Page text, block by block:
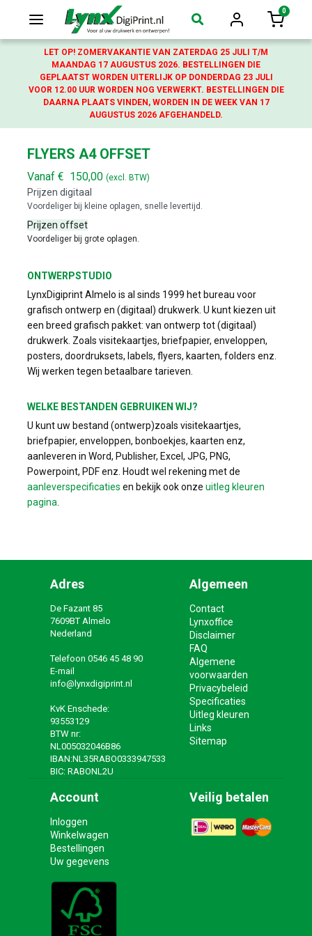
Login
0
LET OP! ZOMERVAKANTIE VAN ZATERDAG 25 JULI T/M
MAANDAG 17 AUGUSTUS 2026. BESTELLINGEN DIE
GEPLAATST WORDEN UITERLIJK OP DONDERDAG 23 JULI
VOOR 12.00 UUR WORDEN NOG VERWERKT. BESTELLINGEN DIE
DAARNA PLAATS VINDEN, WORDEN IN DE WEEK VAN 17
AUGUSTUS 2026 AFGEHANDELD.
FLYERS A4 OFFSET
Vanaf € 150,00 (excl. BTW)
Prijzen digitaal
Voordeliger bij kleine oplagen, snelle levertijd.
Prijzen offset
Voordeliger bij grote oplagen.
ONTWERPSTUDIO
LynxDigiprint Almelo is al sinds 1999 het bureau voor
grafisch ontwerp en (digitaal) drukwerk. U kunt kiezen uit
een breed grafisch pakket: van ontwerp tot (digitaal)
drukwerk. Zoals visitekaartjes, briefpapier, enveloppen,
posters, doordruksets, labels, flyers, kaarten, folders enz.
Wij werken tegen betaalbare tarieven.
WELKE BESTANDEN GEBRUIKEN WIJ?
U kunt uw bestand (ontwerp)zoals visitekaartjes,
briefpapier, enveloppen, bonboekjes, kaarten enz,
aanleveren in Word, Publisher, Excel, JPG, PNG,
Powerpoint, PDF enz. Houdt wel rekening met de
aanleverspecificaties en bekijk ook onze uitleg kleuren
pagina
Adres
De Fazant 85
7609BT Almelo
Nederland
Telefoon 0546 45 48 90
E-mail
info@lynxdigiprint.nl
KvK Enschede:
93553129
BTW nr:
NL005032046B86
IBAN:NL35RABO0333947533
BIC: RABONL2U
Algemeen
Contact
Lynxoffice
Disclaimer
FAQ
Algemene
voorwaarden
Privacybeleid
Specificaties
Uitleg kleuren
Links
Sitemap
Account
Inloggen
Winkelwagen
Bestellingen
Uw gegevens
Veilig betalen